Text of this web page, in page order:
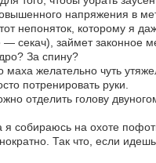
напряжения в
непоняток, которому я
секач), займет законное
За спину?
желательно чуть
потренировать руки.
отделить голову
я собираюсь на охоте
Так что, если